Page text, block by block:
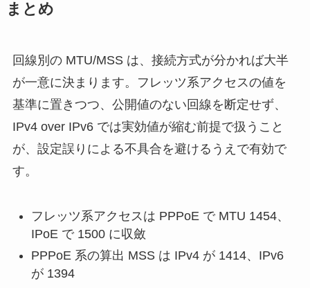
まとめ
回線別の MTU/MSS は、接続方式が分かれば大半
が一意に決まります。フレッツ系アクセスの値を
基準に置きつつ、公開値のない回線を断定せず、
IPv4 over IPv6 では実効値が縮む前提で扱うこと
が、設定誤りによる不具合を避けるうえで有効で
す。
フレッツ系アクセスは PPPoE で MTU 1454、
IPoE で 1500 に収斂
PPPoE 系の算出 MSS は IPv4 が 1414、IPv6
が 1394